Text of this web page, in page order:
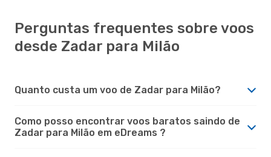
Perguntas frequentes sobre voos
desde Zadar para Milão
Quanto custa um voo de Zadar para Milão?
Como posso encontrar voos baratos saindo de
Zadar para Milão em eDreams ?